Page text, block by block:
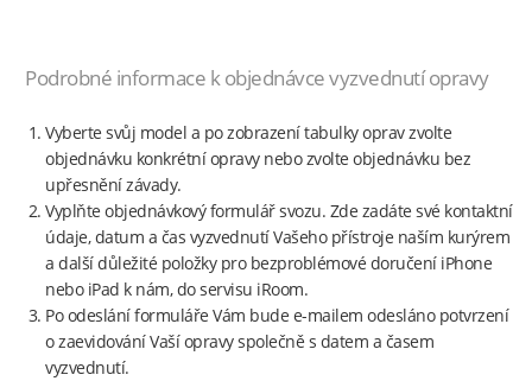
Podrobné informace k objednávce vyzvednutí opravy
Vyberte svůj model a po zobrazení tabulky oprav zvolte
objednávku konkrétní opravy nebo zvolte objednávku bez
upřesnění závady.
Vyplňte objednávkový formulář svozu. Zde zadáte své kontaktní
údaje, datum a čas vyzvednutí Vašeho přístroje naším kurýrem
a další důležité položky pro bezproblémové doručení iPhone
nebo iPad k nám, do servisu iRoom.
Po odeslání formuláře Vám bude e-mailem odesláno potvrzení
o zaevidování Vaší opravy společně s datem a časem
vyzvednutí.